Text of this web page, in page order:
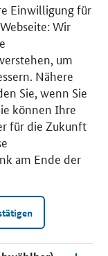
Einwilligung für
Wir
um
Nähere
Sie, wenn Sie
können Ihre
für die Zukunft
am Ende der